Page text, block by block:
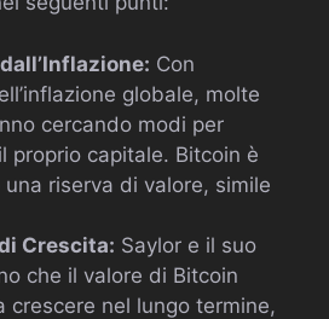
Con
globale, molte
cercando modi per
proprio capitale. Bitcoin è
riserva di valore, simile
Crescita: Saylor e il suo
che il valore di Bitcoin
crescere nel lungo termine,